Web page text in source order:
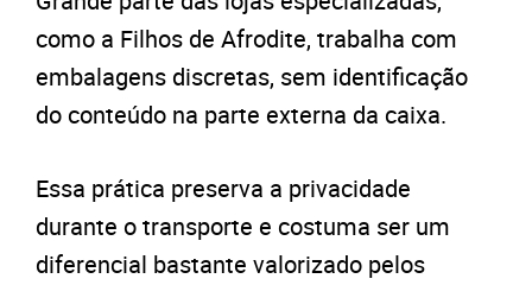
como a Filhos de Afrodite, trabalha com
embalagens discretas, sem identificação
do conteúdo na parte externa da caixa.
Essa prática preserva a privacidade
durante o transporte e costuma ser um
diferencial bastante valorizado pelos